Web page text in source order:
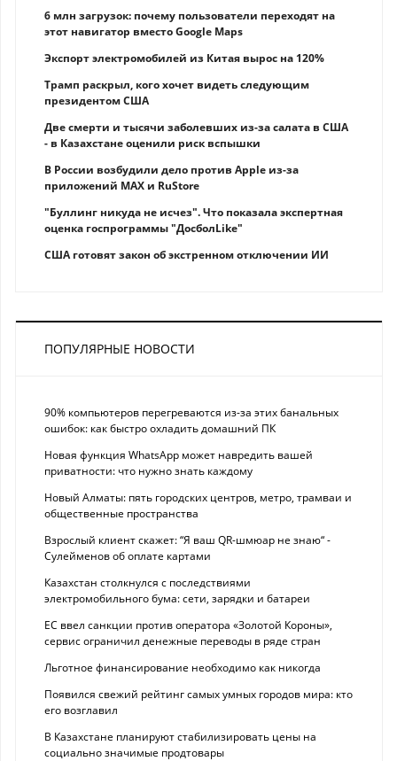
6 млн загрузок: почему пользователи переходят на
этот навигатор вместо Google Maps
Экспорт электромобилей из Китая вырос на 120%
Трамп раскрыл, кого хочет видеть следующим
президентом США
Две смерти и тысячи заболевших из-за салата в США
- в Казахстане оценили риск вспышки
В России возбудили дело против Apple из-за
приложений MAX и RuStore
"Буллинг никуда не исчез". Что показала экспертная
оценка госпрограммы "ДосболLike"
США готовят закон об экстренном отключении ИИ
ПОПУЛЯРНЫЕ НОВОСТИ
90% компьютеров перегреваются из-за этих банальных
ошибок: как быстро охладить домашний ПК
Новая функция WhatsApp может навредить вашей
приватности: что нужно знать каждому
Новый Алматы: пять городских центров, метро, трамваи и
общественные пространства
Взрослый клиент скажет: “Я ваш QR-шмюар не знаю“ -
Сулейменов об оплате картами
Казахстан столкнулся с последствиями
электромобильного бума: сети, зарядки и батареи
ЕС ввел санкции против оператора «Золотой Короны»,
сервис ограничил денежные переводы в ряде стран
Льготное финансирование необходимо как никогда
Появился свежий рейтинг самых умных городов мира: кто
его возглавил
В Казахстане планируют стабилизировать цены на
социально значимые продтовары